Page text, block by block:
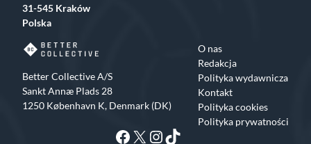
31-545 Kraków
Polska
Better Collective A/S
Sankt Annæ Plads 28
1250 København K, Denmark (DK)
O nas
Redakcja
Polityka wydawnicza
Kontakt
Polityka cookies
Polityka prywatności
Facebook
X Instagram
TikTok